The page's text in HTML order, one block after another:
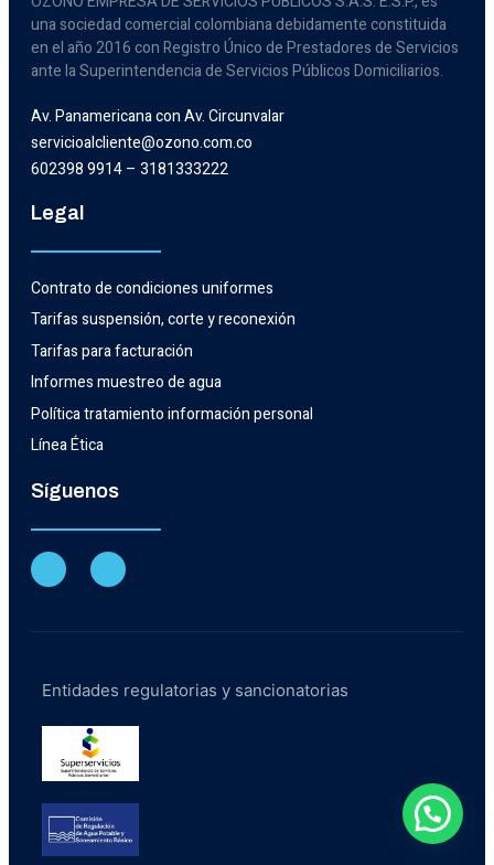
una sociedad comercial colombiana debidamente constituida
en el año 2016 con Registro Único de Prestadores de Servicios
ante la Superintendencia de Servicios Públicos Domiciliarios.
Av. Panamericana con Av. Circunvalar
servicioalcliente@ozono.com.co
602398 9914 – 3181333222
Legal
Contrato de condiciones uniformes
Tarifas suspensión, corte y reconexión
Tarifas para facturación
Informes muestreo de agua
Política tratamiento información personal
Línea Ética
Síguenos
Entidades regulatorias y sancionatorias